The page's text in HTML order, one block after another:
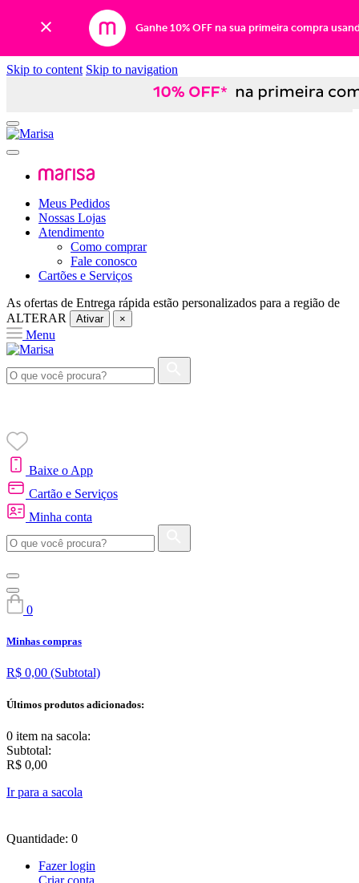
Ganhe 10% OFF na sua primeira compra
Skip to content Skip to navigation
Meus Pedidos
Nossas Lojas
Atendimento
Como comprar
Fale conosco
Cartões e Serviços
As ofertas de Entrega rápida estão personalizados para a região de
ALTERAR
Ativar ×
Menu
Baixe o App
Cartão e Serviços
Minha conta
0
Minhas compras
R$ 0,00 (Subtotal)
Últimos produtos adicionados:
0 item na sacola:
Subtotal:
R$ 0,00
Ir para a sacola
Quantidade: 0
Fazer login
Criar conta